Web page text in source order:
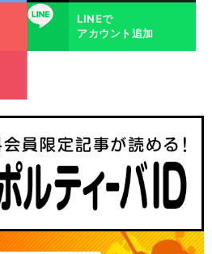
LINE
LINEで
アカウント追加